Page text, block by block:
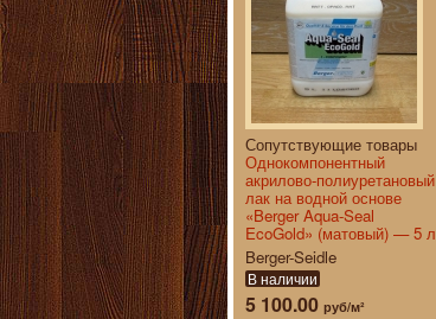
Сопутствующие товары
Однокомпонентный
акрилово-полиуретановый
лак на водной основе
«Berger Aqua-Seal
EcoGold» (матовый) — 5 л
Berger-Seidle
В наличии
5 100.00 руб/м²